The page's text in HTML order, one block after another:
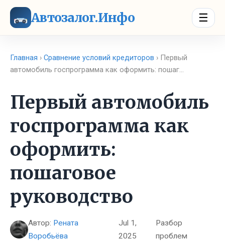
Автозалог.Инфо ☰
Главная › Сравнение условий кредиторов › Первый
автомобиль госпрограмма как оформить: пошаг…
Первый автомобиль
госпрограмма как
оформить:
пошаговое
руководство
Автор: Рената
Воробьёва
Jul 1,
2025
Разбор
проблем